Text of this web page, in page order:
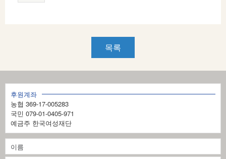
목록
후원계좌
농협 369-17-005283
국민 079-01-0405-971
예금주 한국여성재단